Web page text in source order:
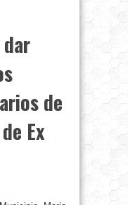
de
Ex